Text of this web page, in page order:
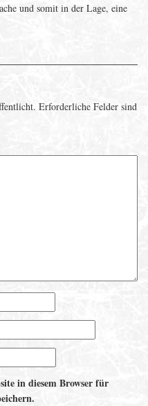
und somit in der Lage, eine
Erforderliche Felder sind
in diesem Browser für